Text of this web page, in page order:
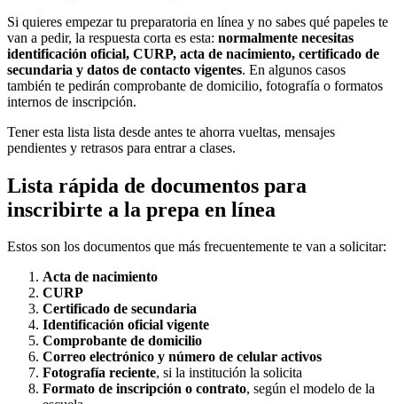
Si quieres empezar tu preparatoria en línea y no sabes qué papeles te
van a pedir, la respuesta corta es esta: normalmente necesitas
identificación oficial, CURP, acta de nacimiento, certificado de
secundaria y datos de contacto vigentes. En algunos casos
también te pedirán comprobante de domicilio, fotografía o formatos
internos de inscripción.
Tener esta lista lista desde antes te ahorra vueltas, mensajes
pendientes y retrasos para entrar a clases.
Lista rápida de documentos para
inscribirte a la prepa en línea
Estos son los documentos que más frecuentemente te van a solicitar:
Acta de nacimiento
CURP
Certificado de secundaria
Identificación oficial vigente
Comprobante de domicilio
Correo electrónico y número de celular activos
Fotografía reciente, si la institución la solicita
Formato de inscripción o contrato, según el modelo de la